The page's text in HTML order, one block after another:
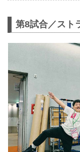
第8試合／スト